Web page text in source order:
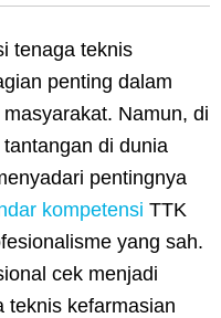
tenaga teknis
penting dalam
Namun, di
di dunia
pentingnya
kompetensi TTK
yang sah.
cek menjadi
teknis kefarmasian